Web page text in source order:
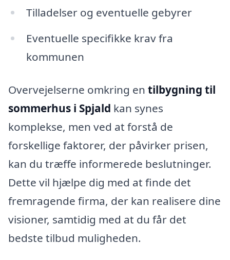
Tilladelser og eventuelle gebyrer
Eventuelle specifikke krav fra
kommunen
Overvejelserne omkring en tilbygning til
sommerhus i Spjald kan synes
komplekse, men ved at forstå de
forskellige faktorer, der påvirker prisen,
kan du træffe informerede beslutninger.
Dette vil hjælpe dig med at finde det
fremragende firma, der kan realisere dine
visioner, samtidig med at du får det
bedste tilbud muligheden.